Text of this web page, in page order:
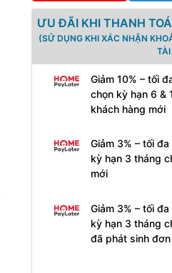
ƯU ĐÃI KHI THANH
(SỬ DỤNG KHI XÁC NHẬN
Giảm 10% – tối
chọn kỳ hạn 6 &
khách hàng mới
Giảm 3% – tối
kỳ hạn 3 tháng
mới
Giảm 3% – tối
kỳ hạn 3 tháng
đã phát sinh đơn